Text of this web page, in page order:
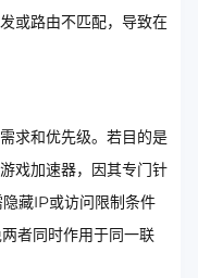
或路由不匹配，导致在
求和优先级。若目的是
戏加速器，因其专门针
藏IP或访问限制条件
者同时作用于同一联